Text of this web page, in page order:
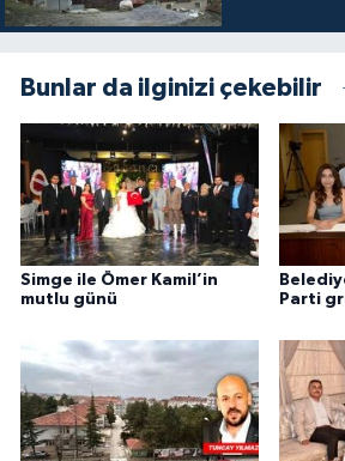
Bunlar da ilginizi çekebilir
Simge ile Ömer Kamil’in
mutlu günü
Parti